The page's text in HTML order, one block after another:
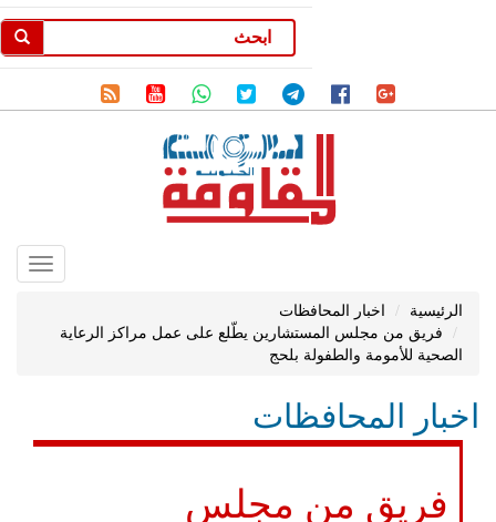
الرئيسية
اخبار المحافظات
فريق من مجلس المستشارين يطّلع على عمل مراكز الرعاية
الصحية للأمومة والطفولة بلحج
اخبار المحافظات
فريق من مجلس